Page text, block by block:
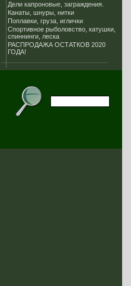
Дели капроновые, заграждения.
Канаты, шнуры, нитки
Поплавки, груза, иглички
Спортивное рыболовство, катушки,
спиннинги, леска
РАСПРОДАЖА ОСТАТКОВ 2020
ГОДА!